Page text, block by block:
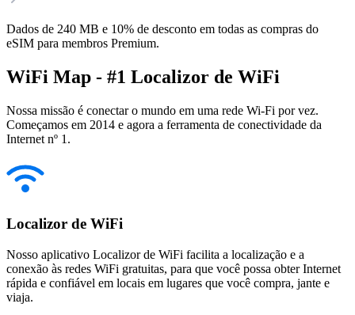
Dados de 240 MB e 10% de desconto em todas as compras do
eSIM para membros Premium.
WiFi Map - #1 Localizor de WiFi
Nossa missão é conectar o mundo em uma rede Wi-Fi por vez.
Começamos em 2014 e agora a ferramenta de conectividade da
Internet nº 1.
Localizor de WiFi
Nosso aplicativo Localizor de WiFi facilita a localização e a
conexão às redes WiFi gratuitas, para que você possa obter Internet
rápida e confiável em locais em lugares que você compra, jante e
viaja.